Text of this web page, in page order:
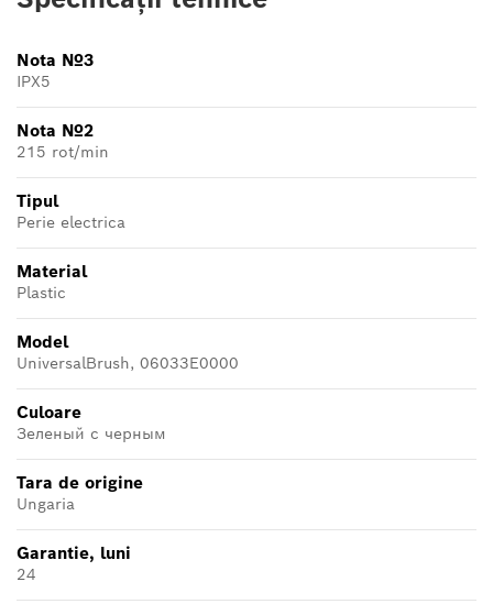
Nota №3
IPX5
Nota №2
215 rot/min
Tipul
Perie electrica
Material
Plastic
Model
UniversalBrush, 06033E0000
Culoare
Зеленый с черным
Tara de origine
Ungaria
Garantie, luni
24